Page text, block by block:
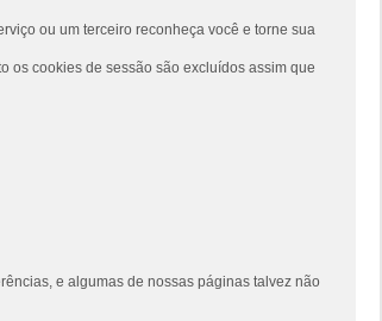
ou um terceiro reconheça você e torne sua
os cookies de sessão são excluídos assim que
e algumas de nossas páginas talvez não